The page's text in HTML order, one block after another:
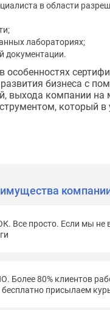
в области
лабораториях;
документации.
бизнеса с
выхода компании
который в
просто. Если мы не
80% клиентов
присылаем